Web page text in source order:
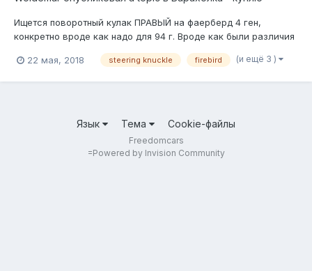
Ищется поворотный кулак ПРАВЫЙ на фаерберд 4 ген,
конкретно вроде как надо для 94 г. Вроде как были различия
мопед не мой.
22 мая, 2018 steering knuckle firebird (и ещё 3 )
Язык Тема Cookie-файлы
Freedomcars
=Powered by Invision Community